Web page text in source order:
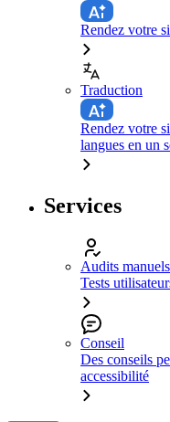
Rendez votre
Traduction
Rendez votre
langues en un
Services
Audits manuels
Tests
Conseil
Des conseils
accessibilité